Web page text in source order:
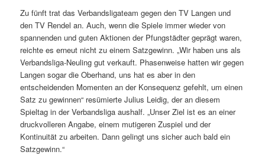
Zu fünft trat das Verbandsligateam gegen den TV Langen und
den TV Rendel an. Auch, wenn die Spiele immer wieder von
spannenden und guten Aktionen der Pfungstädter geprägt waren,
reichte es erneut nicht zu einem Satzgewinn. „Wir haben uns als
Verbandsliga-Neuling gut verkauft. Phasenweise hatten wir gegen
Langen sogar die Oberhand, uns hat es aber in den
entscheidenden Momenten an der Konsequenz gefehlt, um einen
Satz zu gewinnen“ resümierte Julius Leidig, der an diesem
Spieltag in der Verbandsliga aushalf. „Unser Ziel ist es an einer
druckvolleren Angabe, einem mutigeren Zuspiel und der
Kontinuität zu arbeiten. Dann gelingt uns sicher auch bald ein
Satzgewinn.“